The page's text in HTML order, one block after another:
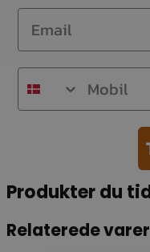
Email
Mobil
Produkter du
Relaterede varer